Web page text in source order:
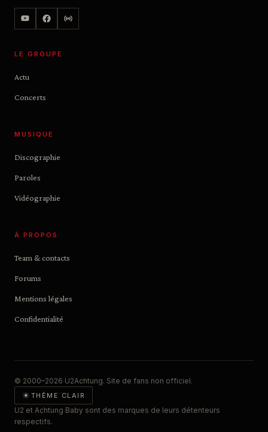
LE GROUPE
Actu
Concerts
MUSIQUE
Discographie
Paroles
Vidéographie
À PROPOS
Team & contacts
Forums
Mentions légales
Confidentialité
© 2000–2026 U2Achtung. Site de fans non officiel.
☀ THÈME CLAIR
U2 et Achtung Baby sont des marques de leurs détenteurs
respectifs.